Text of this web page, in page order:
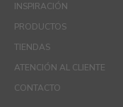
INSPIRACIÓN
PRODUCTOS
TIENDAS
ATENCIÓN AL CLIENTE
CONTACTO